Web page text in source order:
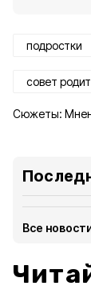
подростки
совет
Сюжеты:
Все